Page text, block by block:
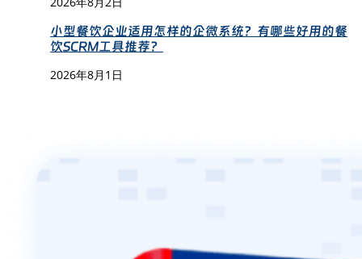
小型餐饮企业适用怎样的企微系统？有哪些好用的餐
饮SCRM工具推荐？
2026年8月1日